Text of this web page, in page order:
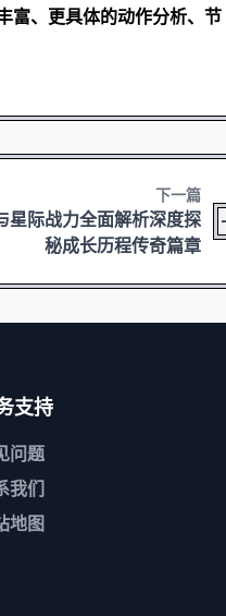
、更具体的动作分析、节
下一篇
星际战力全面解析深度探
秘成长历程传奇篇章
支持
问题
我们
地图